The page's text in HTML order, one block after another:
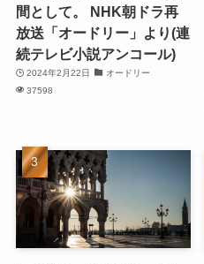
間として。 NHK朝ドラ再
放送「オードリー」より(連
続テレビ小説アンコール)
2024年2月22日
オードリー
37598